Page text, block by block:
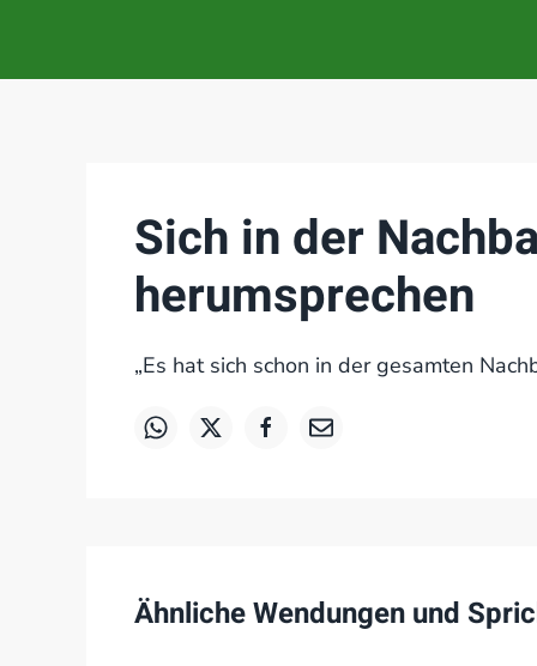
Sich in der
herumsprechen
„Es hat sich schon in der gesamten
Ähnliche Wendungen und